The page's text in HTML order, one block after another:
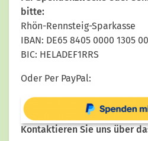
bitte:
Rhön-Rennsteig-Sparkasse
IBAN: DE65 8405 0000 1305
BIC: HELADEF1RRS
Oder Per PayPal:
Kontaktieren Sie uns über